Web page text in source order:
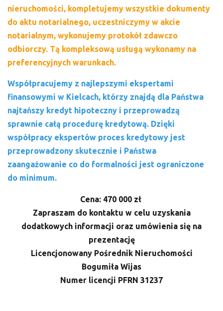
nieruchomości, kompletujemy wszystkie dokumenty
do aktu notarialnego, uczestniczymy w akcie
notarialnym, wykonujemy protokół zdawczo
odbiorczy. Tą kompleksową usługą wykonamy na
preferencyjnych warunkach.
Współpracujemy z najlepszymi ekspertami
finansowymi w Kielcach, którzy znajdą dla Państwa
najtańszy kredyt hipoteczny i przeprowadzą
sprawnie całą procedurę kredytową. Dzięki
współpracy ekspertów proces kredytowy jest
przeprowadzony skutecznie i Państwa
zaangażowanie co do formalności jest ograniczone
do minimum.
Cena: 470 000 zł
Zapraszam do kontaktu w celu uzyskania
dodatkowych informacji oraz umówienia się na
prezentację
Licencjonowany Pośrednik Nieruchomości
Bogumiła Wijas
Numer licencji PFRN 31237